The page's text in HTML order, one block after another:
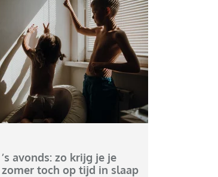
avonds: zo krijg je je
toch op tijd in slaap